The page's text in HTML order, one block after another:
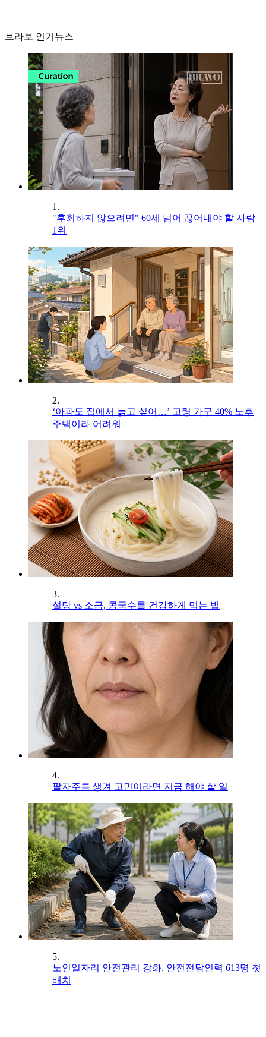
브라보 인기뉴스
1.
"후회하지 않으려면" 60세 넘어 끊어내야 할 사람
1위
2.
‘아파도 집에서 늙고 싶어…’ 고령 가구 40% 노후
주택이라 어려워
3.
설탕 vs 소금, 콩국수를 건강하게 먹는 법
4.
팔자주름 생겨 고민이라면 지금 해야 할 일
5.
노인일자리 안전관리 강화, 안전전담인력 613명 첫
배치